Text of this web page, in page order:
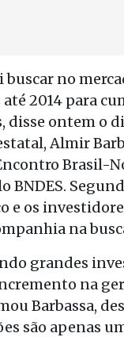
buscar no
até 2014 para
disse ontem o
Almir
Brasil-
BNDES.
e os
na
grandes
na
Barbassa,
são apenas